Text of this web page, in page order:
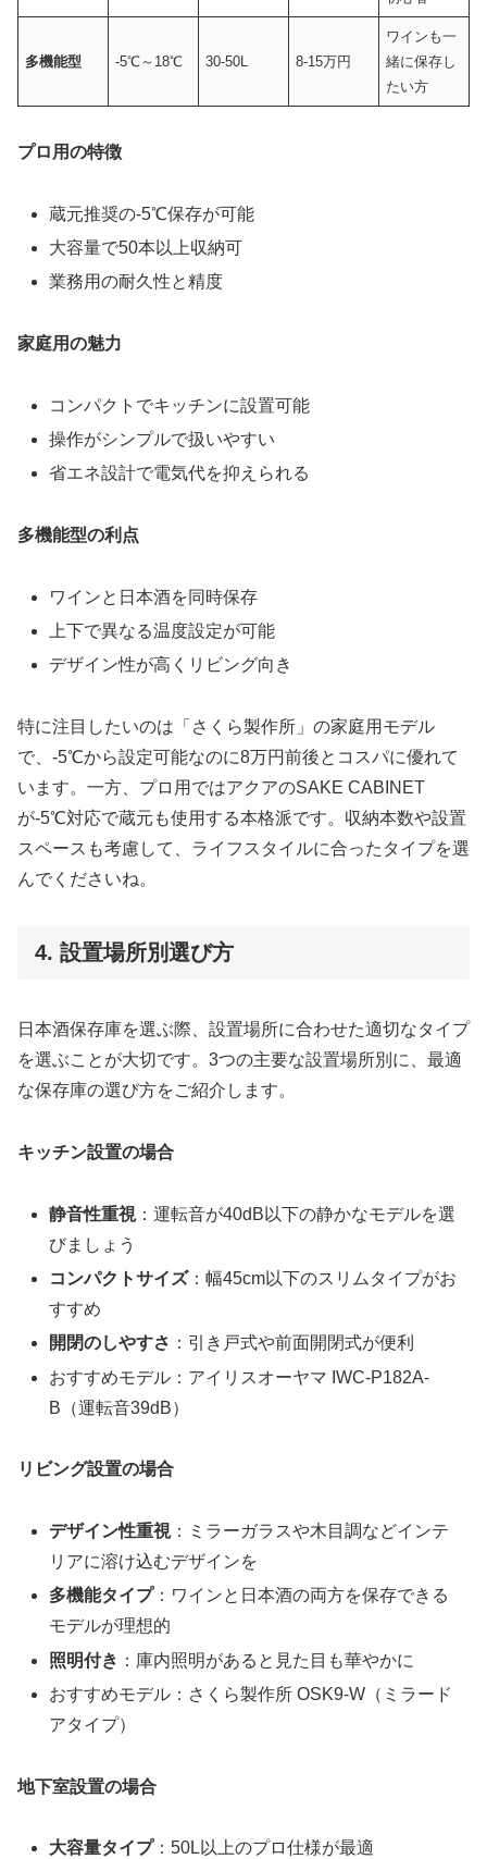
多機能型 -5℃～18℃ 30-50L 8-15万円
ワインも一
緒に保存し
たい方
プロ用の特徴
蔵元推奨の-5℃保存が可能
大容量で50本以上収納可
業務用の耐久性と精度
家庭用の魅力
コンパクトでキッチンに設置可能
操作がシンプルで扱いやすい
省エネ設計で電気代を抑えられる
多機能型の利点
ワインと日本酒を同時保存
上下で異なる温度設定が可能
デザイン性が高くリビング向き
特に注目したいのは「さくら製作所」の家庭用モデル
で、-5℃から設定可能なのに8万円前後とコスパに優れて
います。一方、プロ用ではアクアのSAKE CABINET
が-5℃対応で蔵元も使用する本格派です。収納本数や設置
スペースも考慮して、ライフスタイルに合ったタイプを選
んでくださいね。
4. 設置場所別選び方
日本酒保存庫を選ぶ際、設置場所に合わせた適切なタイプ
を選ぶことが大切です。3つの主要な設置場所別に、最適
な保存庫の選び方をご紹介します。
キッチン設置の場合
静音性重視：運転音が40dB以下の静かなモデルを選
びましょう
コンパクトサイズ：幅45cm以下のスリムタイプがお
すすめ
開閉のしやすさ ：引き戸式や前面開閉式が便利
おすすめモデル：アイリスオーヤマ IWC-P182A-
B（運転音39dB）
リビング設置の場合
デザイン性重視：ミラーガラスや木目調などインテ
リアに溶け込むデザインを
多機能タイプ：ワインと日本酒の両方を保存できる
モデルが理想的
照明付き ：庫内照明があると見た目も華やかに
おすすめモデル：さくら製作所 OSK9-W（ミラード
アタイプ）
地下室設置の場合
大容量タイプ：50L以上のプロ仕様が最適